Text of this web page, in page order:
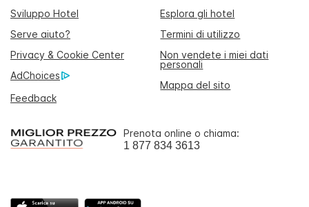
Sviluppo Hotel
Esplora gli hotel
Serve aiuto?
Termini di utilizzo
Privacy & Cookie Center
Non vendete i miei dati
personali
AdChoices
Mappa del sito
Feedback
Prenota online o chiama:
1 877 834 3613